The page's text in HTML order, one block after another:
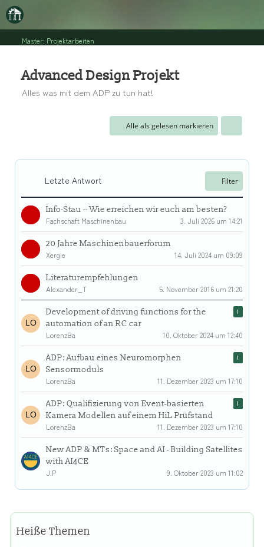
Master: Projektarbeiten
Advanced Design Projekt
Alles was mit dem ADP zu tun hat!
Alle als gelesen markieren
Letzte Antwort Filter
Info-Stau -- Wie erreichen wir euch am besten?
Fachschaft Maschinenbau
3. Juli 2026 um 14:21
20 Jahre Maschinenbauerforum
Xergie
14. Juli 2024 um 09:09
Literaturempfehlungen
Alexander_T
5. November 2016 um 21:20
Development of driving functions for the
automation of an RC car
1
LorenzBa 10. Oktober 2024 um 12:40
ADP: Aufbau eines Neuromorphen
Sensormoduls
1
LorenzBa 11. Dezember 2023 um 17:10
ADP: Qualifizierung von Event-basierten
Kamera Modellen auf einem HiL Prüfstand
1
LorenzBa 11. Dezember 2023 um 17:10
New ADP & MTs: Space and AI - Building Satellites
with AI4CE
J.P
9. Oktober 2023 um 11:02
Heiße Themen